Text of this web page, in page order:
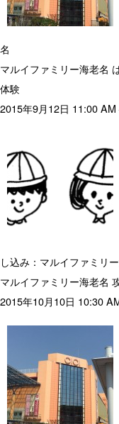
名
マルイファミリー海老名
体験
2015年9月12日 11:00 AM
し込み：マルイファミリ
マルイファミリー海老名
2015年10月10日 10:30